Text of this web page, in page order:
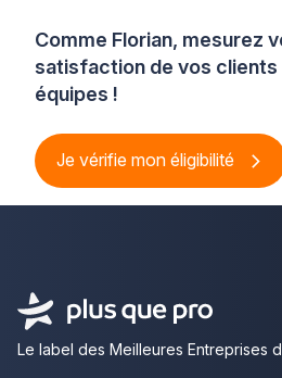
Comme Florian, mesurez
satisfaction de vos
équipes !
Je vérifie mon éligibilité
Le label des Meilleures Entreprises